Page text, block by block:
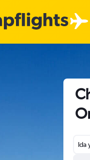
Ida